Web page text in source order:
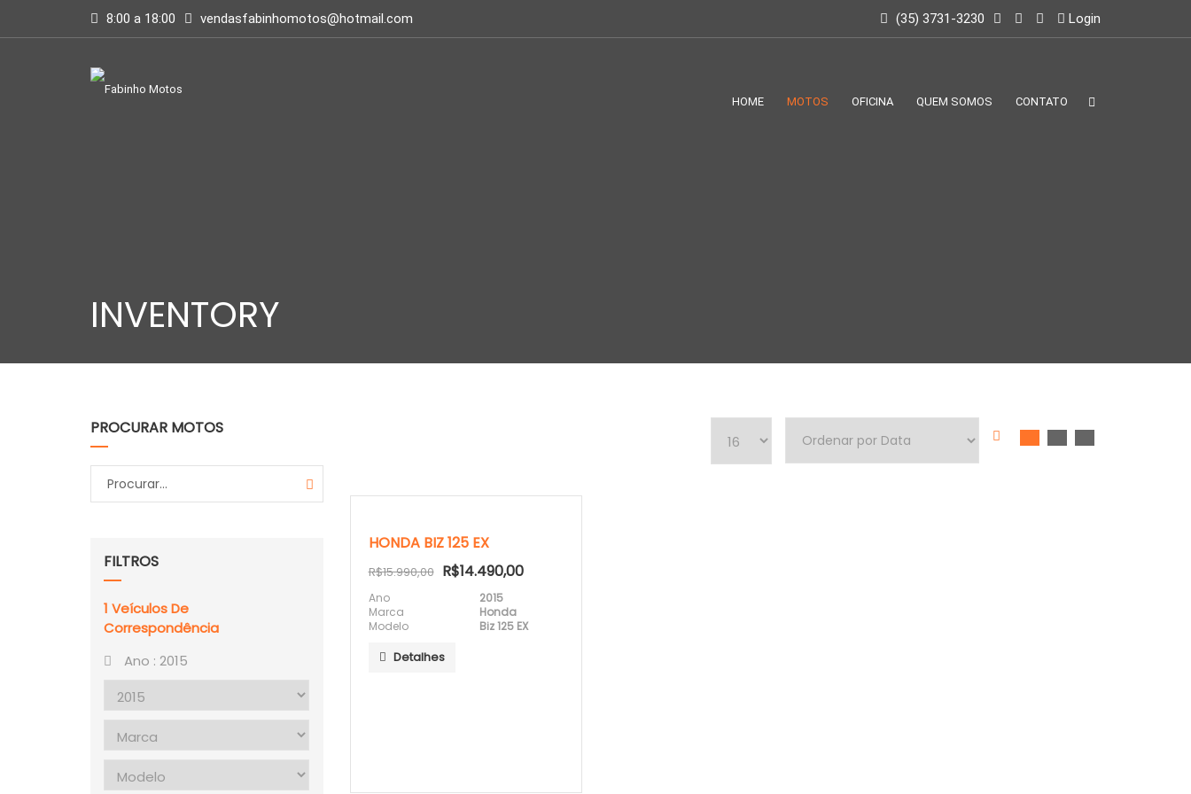
8:00 a 18:00 vendasfabinhomotos@hotmail.com (35) 3731-3230 Login
HOME MOTOS OFICINA QUEM SOMOS CONTATO
INVENTORY
PROCURAR MOTOS
FILTROS
1 Veículos De
Correspondência
Ano : 2015
HONDA BIZ 125 EX
R$15.990,00 R$14.490,00
Ano
2015
Marca
Honda
Modelo
Biz 125 EX
Detalhes